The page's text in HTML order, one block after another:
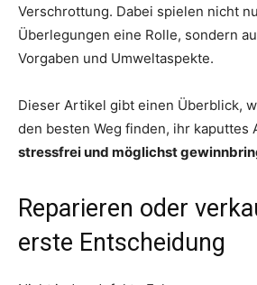
Verschrottung. Dabei spielen nicht
Überlegungen eine Rolle, sondern
Vorgaben und Umweltaspekte.
Dieser Artikel gibt einen Überblick,
den besten Weg finden, ihr kaputtes
stressfrei und möglichst
Reparieren oder
erste Entscheidung